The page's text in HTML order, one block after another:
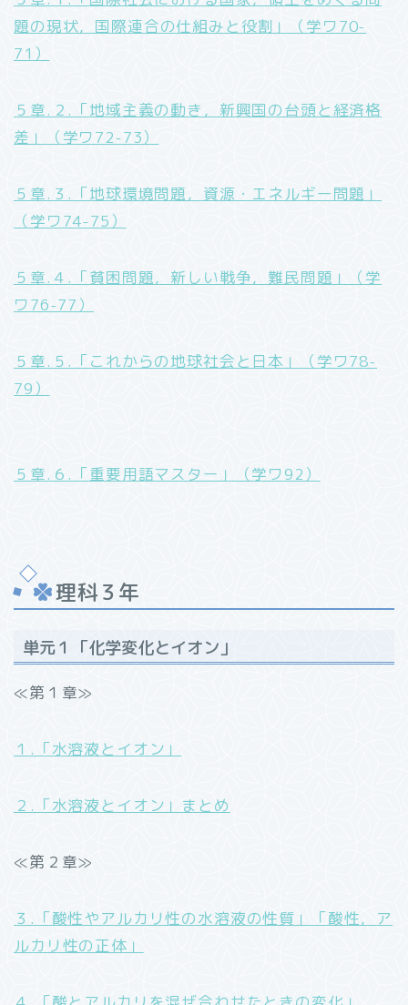
題の現状，国際連合の仕組みと役割」（学ワ70-
71）
５章.２.「地域主義の動き，新興国の台頭と経済格
差」（学ワ72-73）
５章.３.「地球環境問題，資源・エネルギー問題」
（学ワ74-75）
５章.４.「貧困問題，新しい戦争，難民問題」（学
ワ76-77）
５章.５.「これからの地球社会と日本」（学ワ78-
79）
５章.６.「重要用語マスター」（学ワ92）
理科３年
単元１「化学変化とイオン」
≪第１章≫
１.「水溶液とイオン」
２.「水溶液とイオン」まとめ
≪第２章≫
３.「酸性やアルカリ性の水溶液の性質」「酸性，ア
ルカリ性の正体」